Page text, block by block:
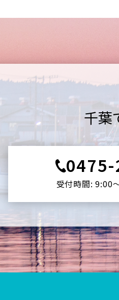
千葉
受付時間: 9:00